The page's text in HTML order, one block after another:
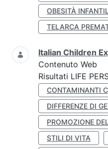
OBESITÀ
TELARCA
Italian Children
Contenuto Web
Risultati LIFE
CONTAMINANTI
DIFFERENZE DI
PROMOZIONE
STILI DI VITA